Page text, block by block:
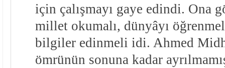
için çalışmayı gaye edindi. Ona
millet okumalı, dünyâyı
bilgiler edinmeli idi. Ahmed
ömrünün sonuna kadar